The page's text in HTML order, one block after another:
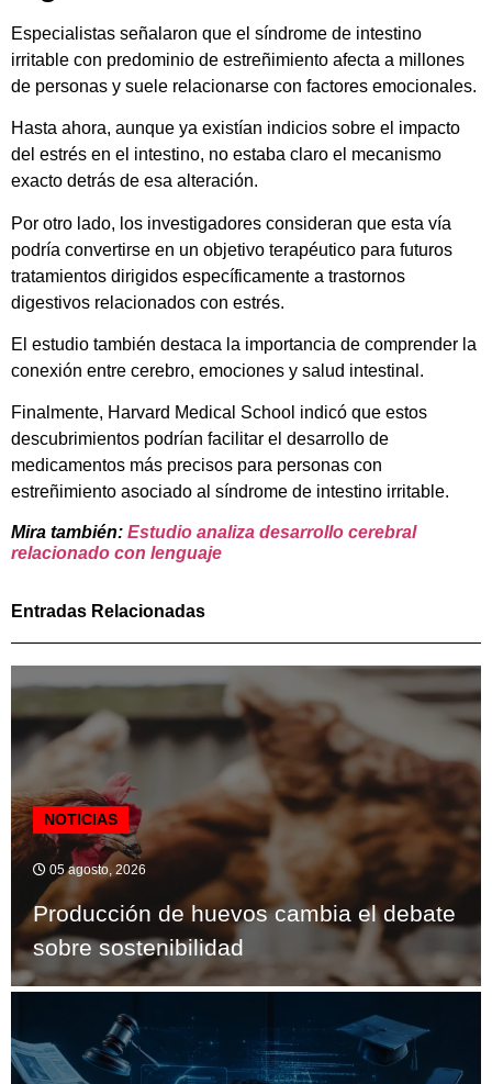
Especialistas señalaron que el síndrome de intestino
irritable con predominio de estreñimiento afecta a millones
de personas y suele relacionarse con factores emocionales.
Hasta ahora, aunque ya existían indicios sobre el impacto
del estrés en el intestino, no estaba claro el mecanismo
exacto detrás de esa alteración.
Por otro lado, los investigadores consideran que esta vía
podría convertirse en un objetivo terapéutico para futuros
tratamientos dirigidos específicamente a trastornos
digestivos relacionados con estrés.
El estudio también destaca la importancia de comprender la
conexión entre cerebro, emociones y salud intestinal.
Finalmente, Harvard Medical School indicó que estos
descubrimientos podrían facilitar el desarrollo de
medicamentos más precisos para personas con
estreñimiento asociado al síndrome de intestino irritable.
Mira también: Estudio analiza desarrollo cerebral
relacionado con lenguaje
Entradas Relacionadas
NOTICIAS
05 agosto, 2026
Producción de huevos cambia el debate
sobre sostenibilidad